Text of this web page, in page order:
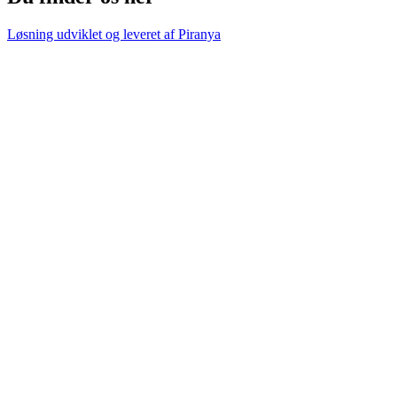
Løsning udviklet og leveret afPiranya